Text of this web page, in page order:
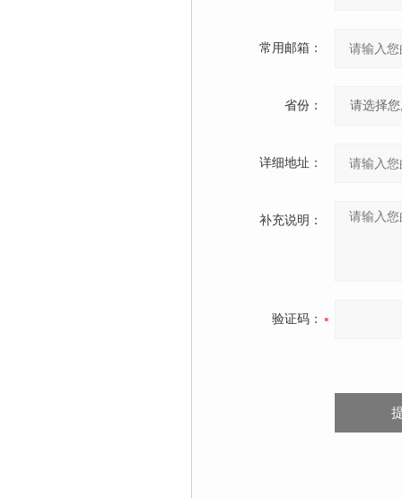
常用邮箱：
省份：
详细地址：
补充说明：
验证码：